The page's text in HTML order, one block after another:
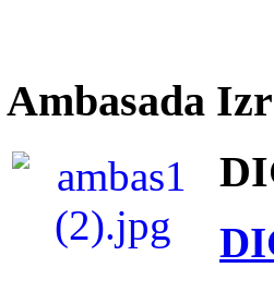
Ambasada